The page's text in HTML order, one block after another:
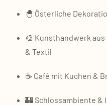
🐣 Öster­li­che
🎨 Kunst­hand­werk aus
& Tex­til
☕ Café mit Kuchen &
🏰 Schlos­sam­bi­en­te